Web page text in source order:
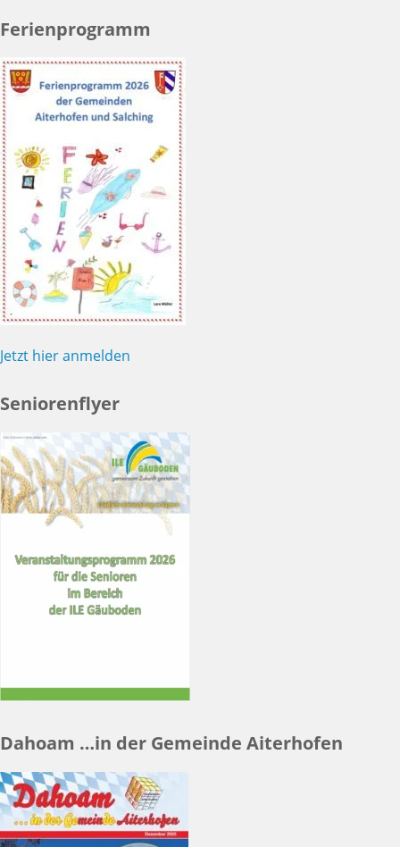
Ferienprogramm
Jetzt hier anmelden
Seniorenflyer
Dahoam …in der Gemeinde Aiterhofen